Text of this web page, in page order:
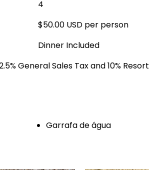
4
$50.00 USD per person
Dinner Included
General Sales Tax and 10% Resort
Garrafa de água